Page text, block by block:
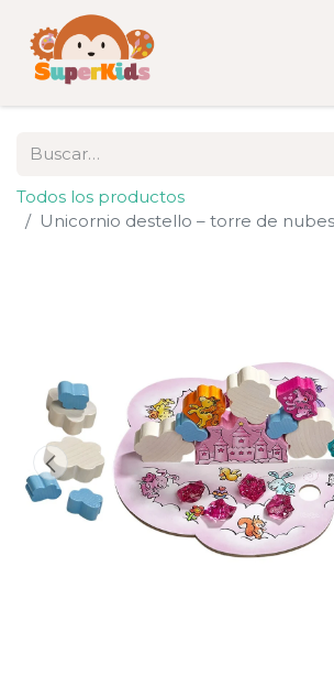
Todos los productos
Unicornio destello – torre de nubes